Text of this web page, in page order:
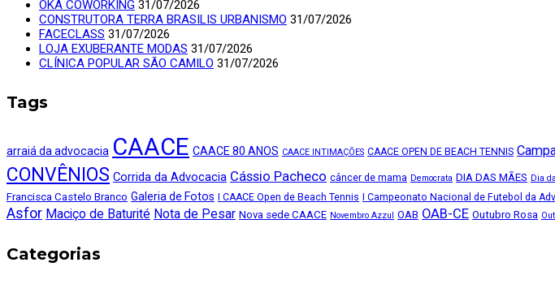
OKA COWORKING 31/07/2026
CONSTRUTORA TERRA BRASILIS URBANISMO 31/07/2026
FACECLASS 31/07/2026
LOJA EXUBERANTE MODAS 31/07/2026
CLÍNICA POPULAR SÃO CAMILO 31/07/2026
Tags
arraiá da advocacia CAACE CAACE 80 ANOS CAACE INTIMAÇÕES CAACE OPEN DE BEACH TENNIS
CONVÊNIOS Corrida da Advocacia Cássio Pacheco câncer de mama Democrata DIA DAS MÃES Dia
Francisca Castelo Branco Galeria de Fotos I CAACE Open de Beach Tennis I Campeonato Nacional de Futebol da
Asfor Maciço de Baturité Nota de Pesar Nova sede CAACE Novembro Azzul OAB OAB-CE Outubro Rosa
Categorias